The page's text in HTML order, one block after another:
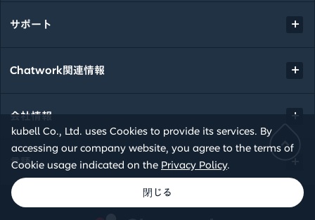
kubell Co., Ltd. uses Cookies to provide its services. By
accessing our company website, you agree to the terms of
Cookie usage indicated on the Privacy Policy.
サポート
Chatwork関連情報
会社情報
言語